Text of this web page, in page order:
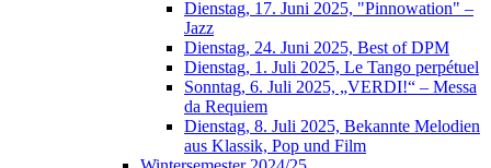
Dienstag, 17. Juni 2025, "Pinnowation" –
Jazz
Dienstag, 24. Juni 2025, Best of DPM
Dienstag, 1. Juli 2025, Le Tango perpétuel
Sonntag, 6. Juli 2025, „VERDI!“ – Messa
da Requiem
Dienstag, 8. Juli 2025, Bekannte Melodien
aus Klassik, Pop und Film